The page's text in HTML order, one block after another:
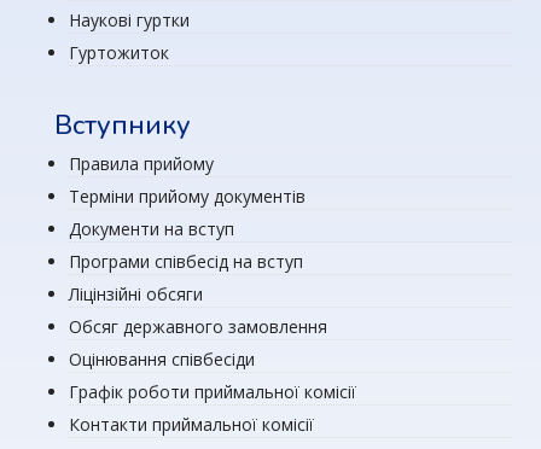
Наукові гуртки
Гуртожиток
Вступнику
Правила прийому
Терміни прийому документів
Документи на вступ
Програми співбесід на вступ
Ліцінзійні обсяги
Обсяг державного замовлення
Оцінювання співбесіди
Графік роботи приймальної комісії
Контакти приймальної комісії